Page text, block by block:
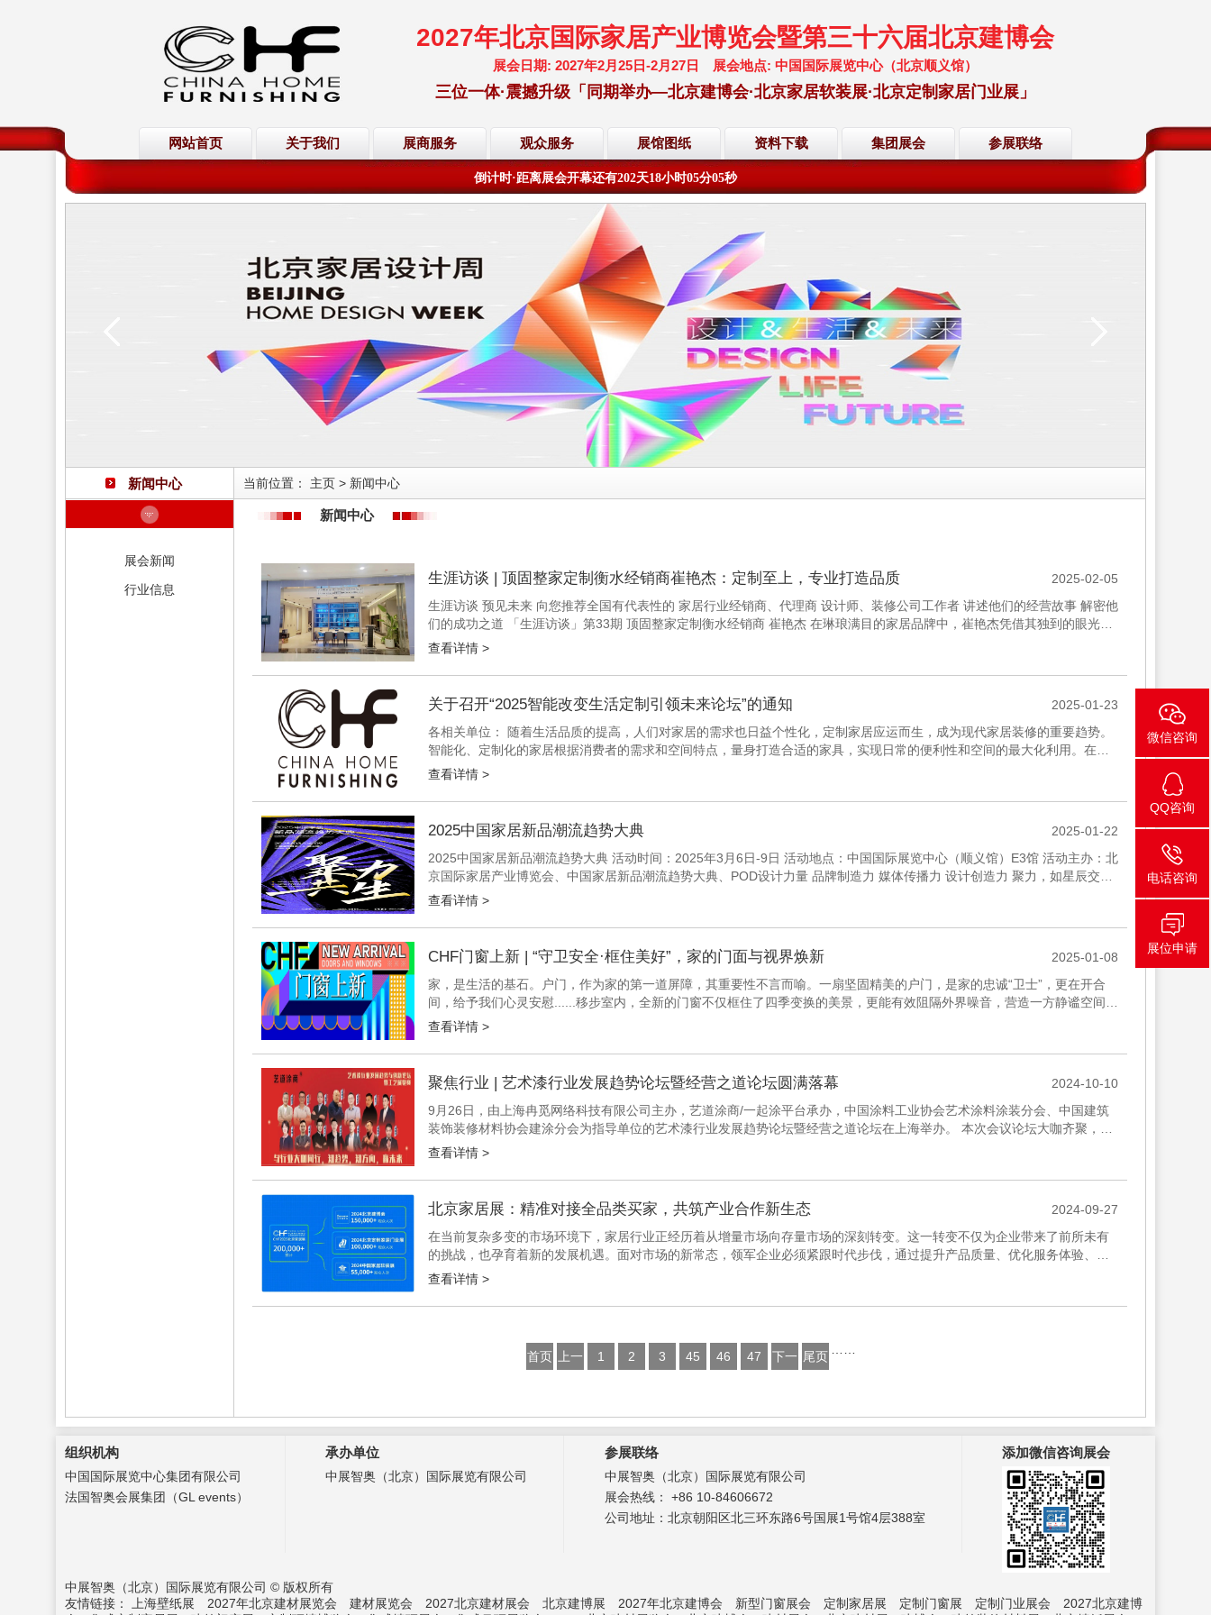
2027年北京国际家居产业博览会暨第三十六届北京建博会
展会日期: 2027年2月25日-2月27日 展会地点: 中国国际展览中心（北京顺义馆）
三位一体·震撼升级「同期举办—北京建博会·北京家居软装展·北京定制家居门业展」
网站首页 关于我们 展商服务 观众服务 展馆图纸 资料下载 集团展会 参展联络
欢迎访问·2027年北京国际家居产业博览会·大会网站
倒计时·距离展会开幕还有202天18小时05分05秒
欢迎访问·2027年北京国际家居产业博览会·大会网站
倒计时·距离展会开幕还有202天 秒
新闻中心
展会新闻
行业信息
当前位置： 主页 > 新闻中心
新闻中心
生涯访谈 | 顶固整家定制衡水经销商崔艳杰：定制至上，专业打造品质
2025-02-05
生涯访谈 预见未来 向您推荐全国有代表性的 家居行业经销商、代理商 设计师、装修公司工作者 讲述他们的经营故事 解密他
们的成功之道 「生涯访谈」第33期 顶固整家定制衡水经销商 崔艳杰 在琳琅满目的家居品牌中，崔艳杰凭借其独到的眼光和
专业的背景，成为了顶固品牌在衡水的优秀代表。她的店面坐落在繁华的...
查看详情 >
关于召开“2025智能改变生活定制引领未来论坛”的通知
2025-01-23
各相关单位： 随着生活品质的提高，人们对家居的需求也日益个性化，定制家居应运而生，成为现代家居装修的重要趋势。
智能化、定制化的家居根据消费者的需求和空间特点，量身打造合适的家具，实现日常的便利性和空间的最大化利用。在材
质、颜色、风格等方面，智能化、定制化家居都能满足消费者的个性化需求，使家居空间更...
查看详情 >
2025中国家居新品潮流趋势大典
2025-01-22
2025中国家居新品潮流趋势大典 活动时间：2025年3月6日-9日 活动地点：中国国际展览中心（顺义馆）E3馆 活动主办：北
京国际家居产业博览会、中国家居新品潮流趋势大典、POD设计力量 品牌制造力 媒体传播力 设计创造力 聚力，如星辰交
汇，照亮前行之路 构筑...
查看详情 >
CHF门窗上新 | “守卫安全·框住美好”，家的门面与视界焕新
2025-01-08
家，是生活的基石。户门，作为家的第一道屏障，其重要性不言而喻。一扇坚固精美的户门，是家的忠诚“卫士”，更在开合
间，给予我们心灵安慰......移步室内，全新的门窗不仅框住了四季变换的美景，更能有效阻隔外界噪音，营造一方静谧空间。
从户门到门窗，每一次的更新换代，是安全与美好的共融，也是对生活品质的执...
查看详情 >
聚焦行业 | 艺术漆行业发展趋势论坛暨经营之道论坛圆满落幕
2024-10-10
9月26日，由上海冉觅网络科技有限公司主办，艺道涂商/一起涂平台承办，中国涂料工业协会艺术涂料涂装分会、中国建筑
装饰装修材料协会建涂分会为指导单位的艺术漆行业发展趋势论坛暨经营之道论坛在上海举办。 本次会议论坛大咖齐聚，群
英荟萃；汇百家思想，谋艺术涂料发展新出路。上海冉觅网络科技有限公司董事长龚伟...
查看详情 >
北京家居展：精准对接全品类买家，共筑产业合作新生态
2024-09-27
在当前复杂多变的市场环境下，家居行业正经历着从增量市场向存量市场的深刻转变。这一转变不仅为企业带来了前所未有
的挑战，也孕育着新的发展机遇。面对市场的新常态，领军企业必须紧跟时代步伐，通过提升产品质量、优化服务体验、创
新营销模式等手段，积极探索新的增长点，以应对市场的激烈竞争。 北京国际家居产业博览...
查看详情 >
首页
上一
1 2 3 45 46 47
下一 尾页
组织机构
中国国际展览中心集团有限公司
法国智奥会展集团（GL events）
承办单位
中展智奥（北京）国际展览有限公司
参展联络
中展智奥（北京）国际展览有限公司
展会热线： +86 10-84606672
公司地址：北京朝阳区北三环东路6号国展1号馆4层388室
添加微信咨询展会
中展智奥（北京）国际展览有限公司 © 版权所有
友情链接：
上海壁纸展 2027年北京建材展览会 建材展览会 2027北京建材展会 北京建博展 2027年北京建博会 新型门窗展会 定制家居展 定制门窗展 定制门业展会
2027北京建博
微信咨询
QQ咨询
电话咨询
展位申请